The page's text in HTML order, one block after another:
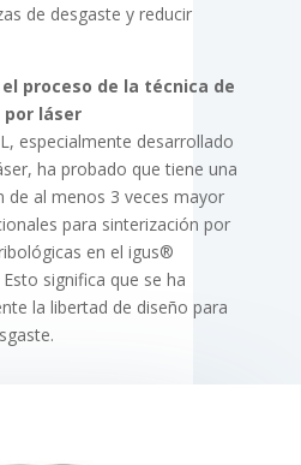
de desgaste y reducir
proceso de la técnica de
láser
especialmente desarrollado
ha probado que tiene una
de al menos 3 veces mayor
para sinterización por
en el igus®
significa que se ha
la libertad de diseño para